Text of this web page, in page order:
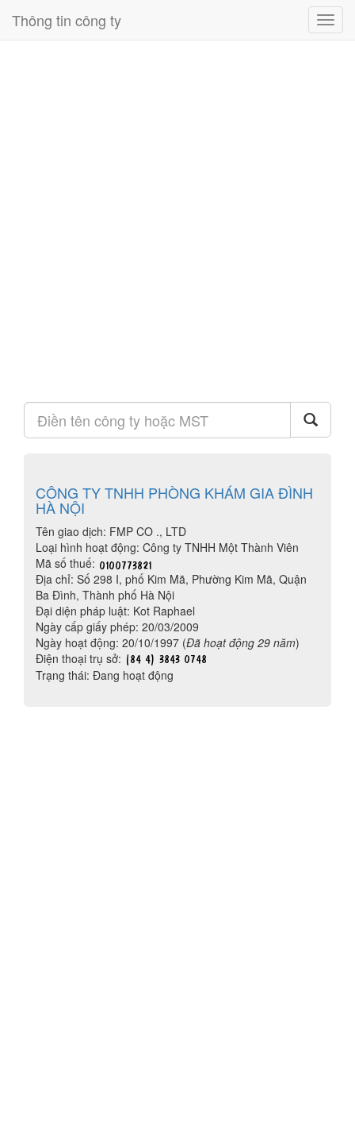
Thông tin công ty
CÔNG TY TNHH PHÒNG KHÁM GIA ĐÌNH
HÀ NỘI
Tên giao dịch: FMP CO ., LTD
Loại hình hoạt động: Công ty TNHH Một Thành Viên
Mã số thuế:
Địa chỉ: Số 298 I, phố Kim Mã, Phường Kim Mã, Quận
Ba Đình, Thành phố Hà Nội
Đại diện pháp luật: Kot Raphael
Ngày cấp giấy phép: 20/03/2009
Ngày hoạt động: 20/10/1997 (Đã hoạt động 29 năm)
Điện thoại trụ sở:
Trạng thái: Đang hoạt động